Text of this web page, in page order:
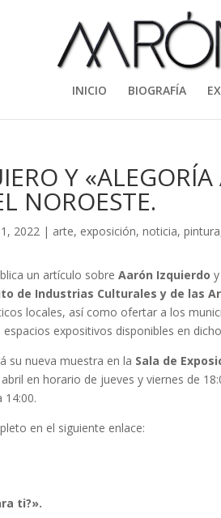
INICIO BIOGRAFÍA
Y
NOROESTE.
2022 | arte, exposición,noticia,pintura
un artículo sobreAarón Izquierdo
de Industrias Culturales y de las
locales, así como ofertar a los
expositivos disponibles en
su nueva muestra en la Sala de
en horario de jueves y viernes de
14:00.
en el siguiente enlace:
ti?».